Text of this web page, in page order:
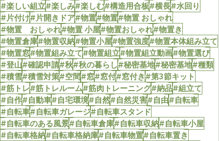
#楽しい組立#楽しみ#楽しむ#構造用合板#横長#水回り
#片付け#片開きドア#物置#物置#物置 おしゃれ
#物置 おしゃれ#物置 小屋#物置おしゃれ#物置き
#物置倉庫#物置収納#物置小屋#物置強度#物置本体組み立て
#物置窓#物置組み立て#物置組立#物置組立動画#物置選び
#登山#確認申請#秋#秋の暮らし#秘密基地#秘密基地#種類
#積雪#積雪対策#空間#窓#窓付#窓付き#第3節キット
#筋トレ#筋トレルーム#筋肉トレーニング#納品#組立て
#自作#自動車#自宅環境#自然#自然災害#自由#自転車
#自転車#自転車ガレージ#自転車スタンド
#自転車のある風景#自転車倉庫#自転車収納#自転車小屋
#自転車格納#自転車格納庫#自転車物置#自転車置き